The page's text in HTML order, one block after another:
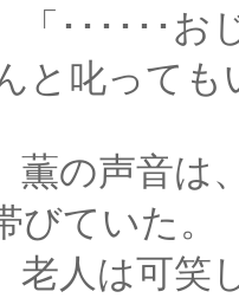
いさん
と叱って
許可を
びていた。
そうに